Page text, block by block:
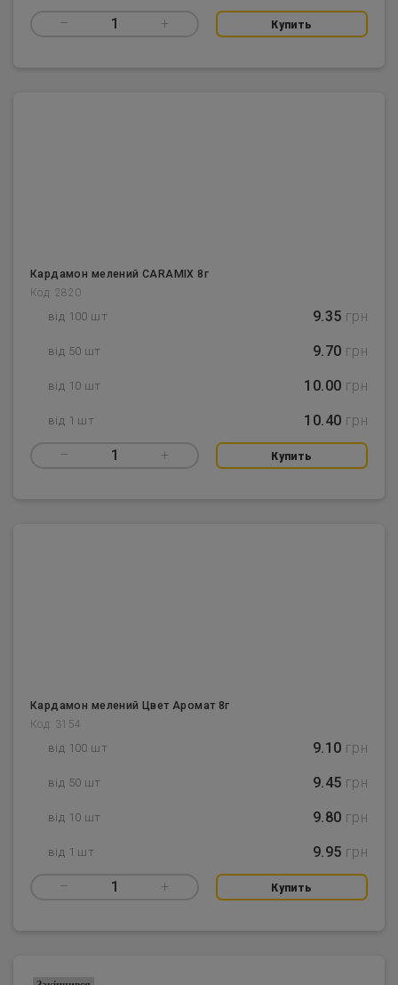
– 1 + Купить
Кардамон мелений CARAMIX 8г
Код: 2820
від 100 шт 9.35 грн
від 50 шт 9.70 грн
від 10 шт 10.00 грн
від 1 шт 10.40 грн
– 1 + Купить
Кардамон мелений Цвет Аромат 8г
Код: 3154
від 100 шт 9.10 грн
від 50 шт 9.45 грн
від 10 шт 9.80 грн
від 1 шт 9.95 грн
– 1 + Купить